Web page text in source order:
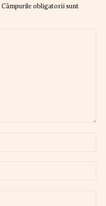
Câmpurile obligatorii sunt